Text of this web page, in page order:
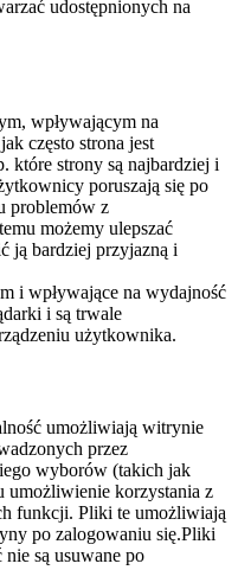
udostępnionych na
wpływającym na
często strona jest
które strony są najbardziej i
poruszają się po
problemów z
możemy ulepszać
ją bardziej przyjazną i
i wpływające na wydajność
i są trwale
użytkownika.
umożliwiają witrynie
przez
wyborów (takich jak
umożliwienie korzystania z
funkcji. Pliki te umożliwiają
po zalogowaniu się.Pliki
są usuwane po